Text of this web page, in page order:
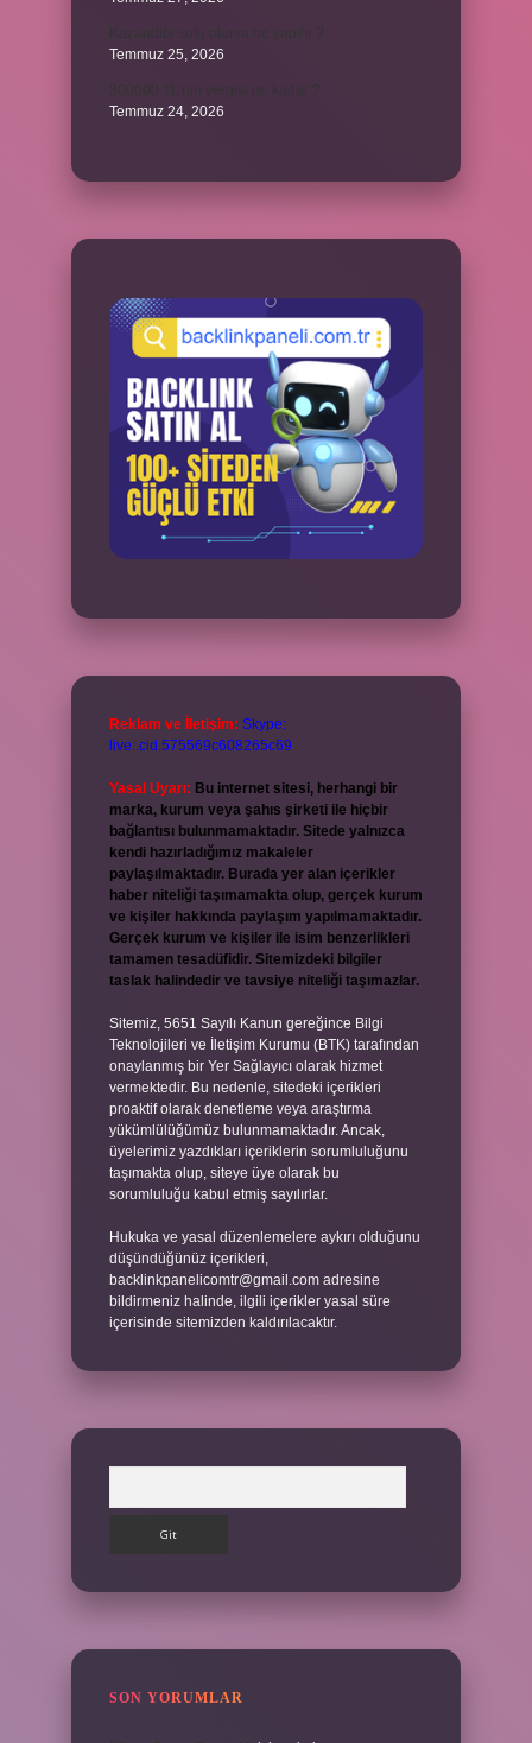
Temmuz 25, 2026
Temmuz 24, 2026
Reklam ve İletişim: Skype:
live:.cid.575569c608265c69
Yasal Uyarı: Bu internet sitesi, herhangi bir
marka, kurum veya şahıs şirketi ile hiçbir
bağlantısı bulunmamaktadır. Sitede yalnızca
kendi hazırladığımız makaleler
paylaşılmaktadır. Burada yer alan içerikler
haber niteliği taşımamakta olup, gerçek kurum
ve kişiler hakkında paylaşım yapılmamaktadır.
Gerçek kurum ve kişiler ile isim benzerlikleri
tamamen tesadüfidir. Sitemizdeki bilgiler
taslak halindedir ve tavsiye niteliği taşımazlar.
Sitemiz, 5651 Sayılı Kanun gereğince Bilgi
Teknolojileri ve İletişim Kurumu (BTK) tarafından
onaylanmış bir Yer Sağlayıcı olarak hizmet
vermektedir. Bu nedenle, sitedeki içerikleri
proaktif olarak denetleme veya araştırma
yükümlülüğümüz bulunmamaktadır. Ancak,
üyelerimiz yazdıkları içeriklerin sorumluluğunu
taşımakta olup, siteye üye olarak bu
sorumluluğu kabul etmiş sayılırlar.
Hukuka ve yasal düzenlemelere aykırı olduğunu
düşündüğünüz içerikleri,
backlinkpanelicomtr@gmail.com adresine
bildirmeniz halinde, ilgili içerikler yasal süre
içerisinde sitemizden kaldırılacaktır.
SON YORUMLAR